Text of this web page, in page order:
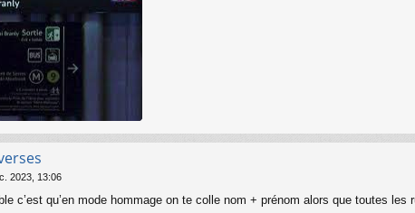
2023, 13:06
c’est qu’en mode hommage on te colle nom + prénom alors que toutes les